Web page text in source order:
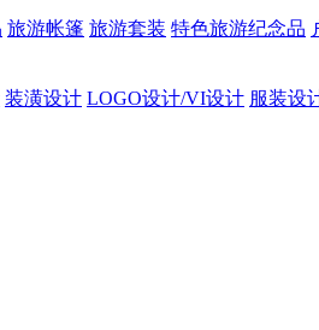
旅游帐篷 旅游套装 特色旅游纪念品
装潢设计 LOGO设计/VI设计 服装设